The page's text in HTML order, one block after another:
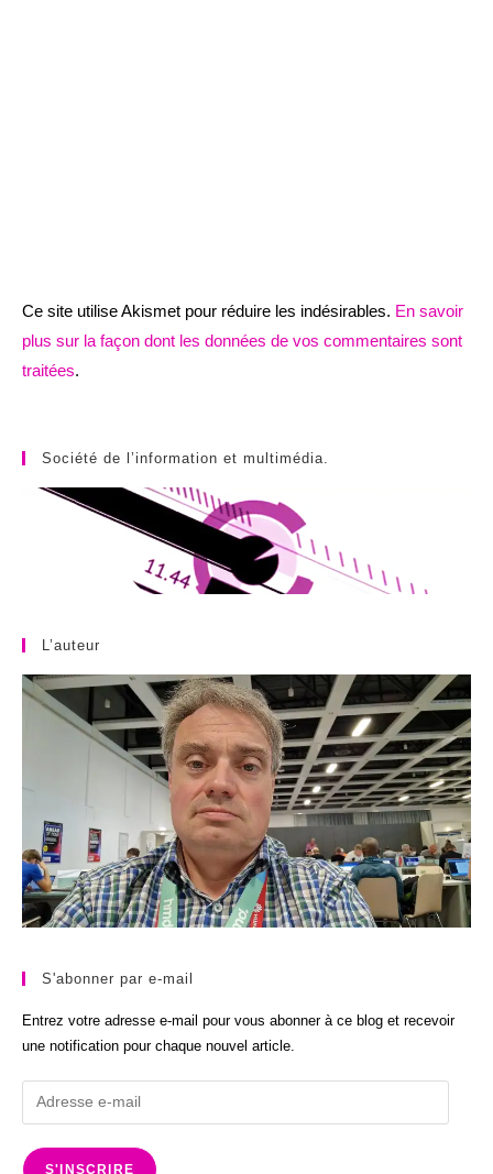
Ce site utilise Akismet pour réduire les indésirables. En savoir
plus sur la façon dont les données de vos commentaires sont
traitées.
Société de l’information et multimédia.
L’auteur
S'abonner par e-mail
Entrez votre adresse e-mail pour vous abonner à ce blog et recevoir
une notification pour chaque nouvel article.
Adresse
e-
mail
S'INSCRIRE